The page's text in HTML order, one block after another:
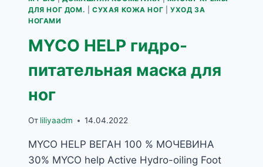
ДЛЯ НОГ ДОМ.
СУХАЯ КОЖА НОГ |УХОД ЗА
НОГАМИ
MYCO HELP гидро-
питательная маска для
ног
От liliyaadm 14.04.2022
MYCO HELP ВЕГАН 100 % МОЧЕВИНА
30% MYCO help Active Hydro-oiling Foot